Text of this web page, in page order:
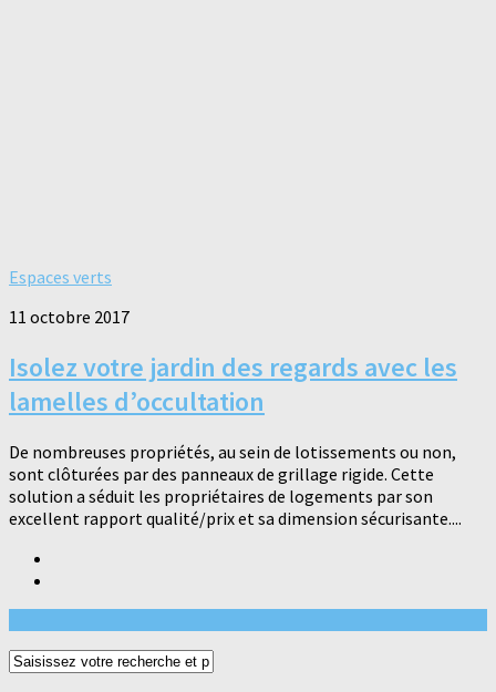
Espaces verts
11 octobre 2017
Isolez votre jardin des regards avec les
lamelles d’occultation
De nombreuses propriétés, au sein de lotissements ou non,
sont clôturées par des panneaux de grillage rigide. Cette
solution a séduit les propriétaires de logements par son
excellent rapport qualité/prix et sa dimension sécurisante....